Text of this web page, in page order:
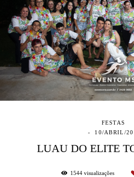
FESTAS
10/ABRIL/
LUAU DO ELITE
1544 visualizações